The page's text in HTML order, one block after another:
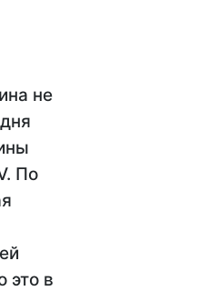
не
По
это в